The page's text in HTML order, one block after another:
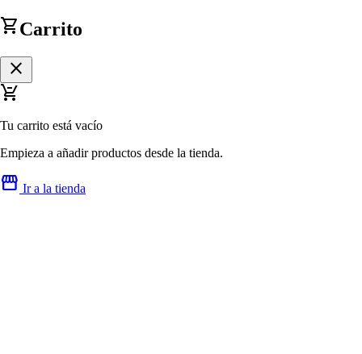
shopping_cartCarrito
close
remove_shopping_cart
Tu carrito está vacío
Empieza a añadir productos desde la tienda.
storefront Ir a la tienda